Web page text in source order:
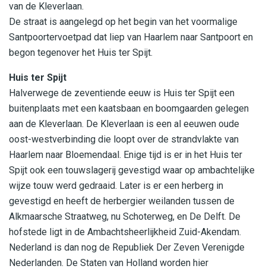
van de Kleverlaan.
De straat is aangelegd op het begin van het voormalige
Santpoortervoetpad dat liep van Haarlem naar Santpoort en
begon tegenover het Huis ter Spijt.
Huis ter Spijt
Halverwege de zeventiende eeuw is Huis ter Spijt een
buitenplaats met een kaatsbaan en boomgaarden gelegen
aan de Kleverlaan. De Kleverlaan is een al eeuwen oude
oost-westverbinding die loopt over de strandvlakte van
Haarlem naar Bloemendaal. Enige tijd is er in het Huis ter
Spijt ook een touwslagerij gevestigd waar op ambachtelijke
wijze touw werd gedraaid. Later is er een herberg in
gevestigd en heeft de herbergier weilanden tussen de
Alkmaarsche Straatweg, nu Schoterweg, en De Delft. De
hofstede ligt in de Ambachtsheerlijkheid Zuid-Akendam.
Nederland is dan nog de Republiek Der Zeven Verenigde
Nederlanden. De Staten van Holland worden hier